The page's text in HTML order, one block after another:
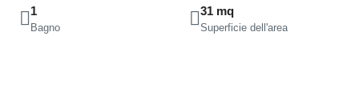
1
Bagno
31 mq
Superficie dell'area